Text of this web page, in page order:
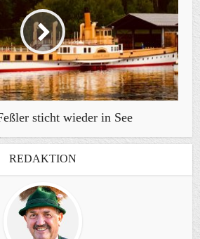
sticht wieder in See
REDAKTION